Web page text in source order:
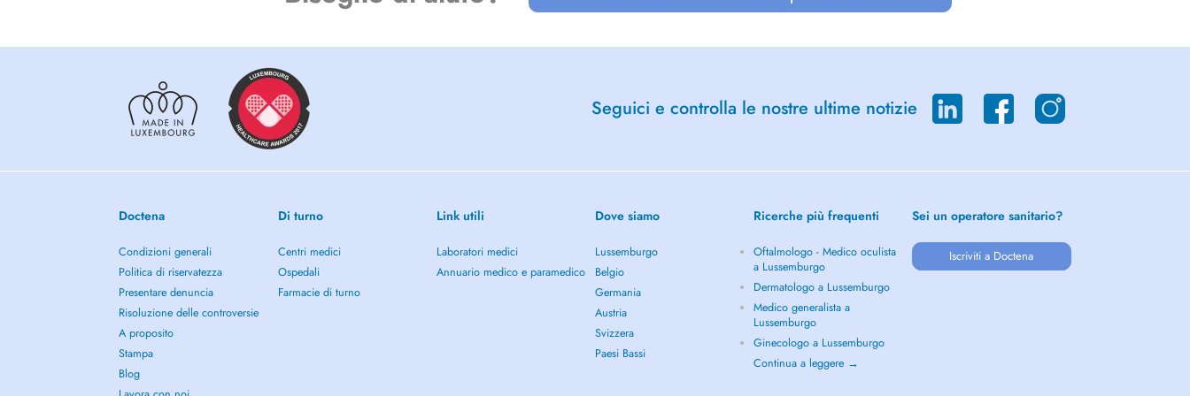
Seguici e controlla le nostre ultime notizie
Doctena
Condizioni generali
Politica di riservatezza
Presentare denuncia
Risoluzione delle controversie
A proposito
Stampa
Blog
Di turno
Centri medici
Ospedali
Farmacie di turno
Link utili
Laboratori medici
Annuario medico e paramedico
Dove siamo
Lussemburgo
Belgio
Germania
Austria
Svizzera
Paesi Bassi
Ricerche più frequenti
Oftalmologo - Medico oculista
a Lussemburgo
Dermatologo a Lussemburgo
Medico generalista a
Lussemburgo
Ginecologo a Lussemburgo
Continua a leggere →
Sei un operatore sanitario?
Iscriviti a Doctena